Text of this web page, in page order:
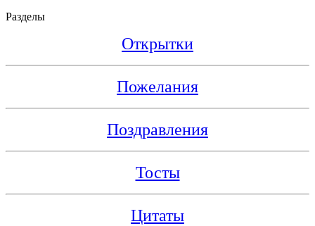
Разделы
Открытки
Пожелания
Поздравления
Тосты
Цитаты